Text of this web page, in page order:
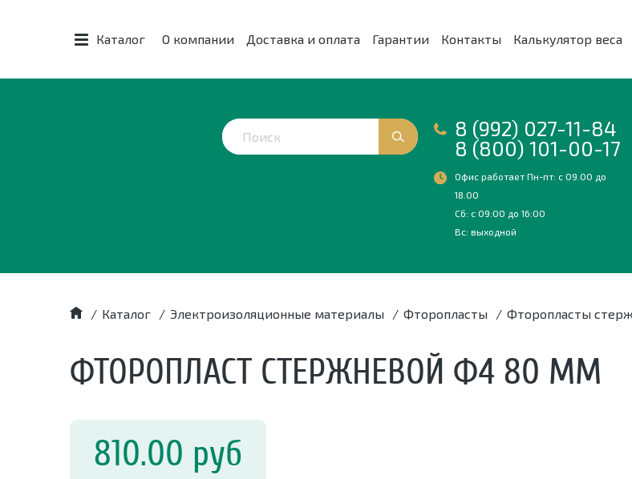
Каталог О компании Доставка и оплата Гарантии Контакты Калькулятор веса
8 (992) 027-11-84
8 (800) 101-00-17
Офис работает Пн-пт: с 09.00 до
18.00
Сб: с 09:00 до 16:00
Вс: выходной
/ Каталог / Электроизоляционные материалы / Фторопласты / Фторопласты
ФТОРОПЛАСТ СТЕРЖНЕВОЙ Ф4 80 ММ
810.00 руб